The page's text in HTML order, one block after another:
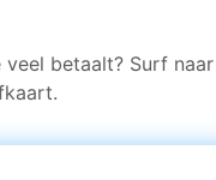
betaalt? Surf naar